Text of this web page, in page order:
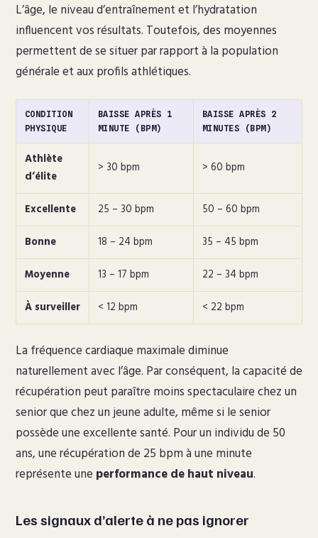
L’âge, le niveau d’entraînement et l’hydratation
influencent vos résultats. Toutefois, des moyennes
permettent de se situer par rapport à la population
générale et aux profils athlétiques.
CONDITION
PHYSIQUE
BAISSE APRÈS 1
MINUTE (BPM)
BAISSE APRÈS 2
MINUTES (BPM)
Athlète
d’élite
> 30 bpm > 60 bpm
Excellente 25 – 30 bpm
50 – 60 bpm
Bonne
18 – 24 bpm
35 – 45 bpm
Moyenne
13 – 17 bpm
22 – 34 bpm
À surveiller
< 12 bpm < 22 bpm
La fréquence cardiaque maximale diminue
naturellement avec l’âge. Par conséquent, la capacité de
récupération peut paraître moins spectaculaire chez un
senior que chez un jeune adulte, même si le senior
possède une excellente santé. Pour un individu de 50
ans, une récupération de 25 bpm à une minute
représente une performance de haut niveau.
Les signaux d’alerte à ne pas ignorer